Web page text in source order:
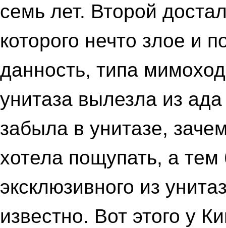
семь лет. Второй
которого нечто злое и
данность, типа
унитаза вылезла из
забыла в унитазе,
хотела пощупать, а тем
эксклюзивного из
известно. Вот этого у